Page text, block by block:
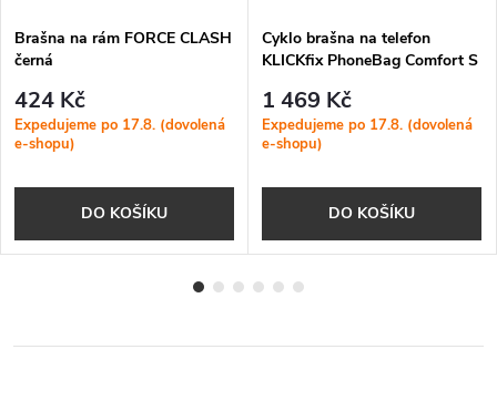
Brašna na rám FORCE CLASH
černá
424 Kč
Expedujeme po 17.8. (dovolená
e-shopu)
DO KOŠÍKU
Cyklo brašna na telefon
KLICKfix PhoneBag Comfort S
1 469 Kč
Expedujeme po 17.8. (dovolená
e-shopu)
DO KOŠÍKU